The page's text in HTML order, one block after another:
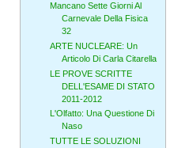
Mancano Sette Giorni Al
Carnevale Della Fisica
32
ARTE NUCLEARE: Un
Articolo Di Carla Citarella
LE PROVE SCRITTE
DELL'ESAME DI STATO
2011-2012
L'Olfatto: Una Questione Di
Naso
TUTTE LE SOLUZIONI